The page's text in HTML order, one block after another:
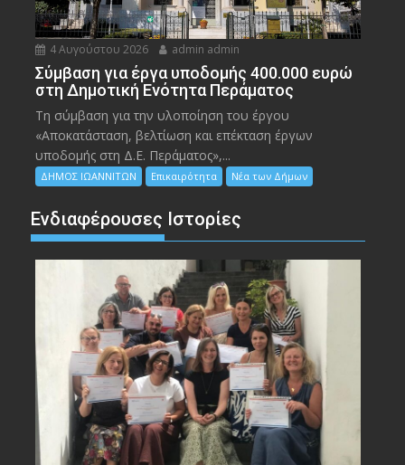
4 Αυγούστου 2026 admin admin
Σύμβαση για έργα υποδομής 400.000 ευρώ
στη Δημοτική Ενότητα Περάματος
Τη σύμβαση για την υλοποίηση του έργου
«Αποκατάσταση, βελτίωση και επέκταση έργων
υποδομής στη Δ.Ε. Περάματος»,...
ΔΗΜΟΣ ΙΩΑΝΝΙΤΩΝ Επικαιρότητα Νέα των Δήμων
Ενδιαφέρουσες Ιστορίες